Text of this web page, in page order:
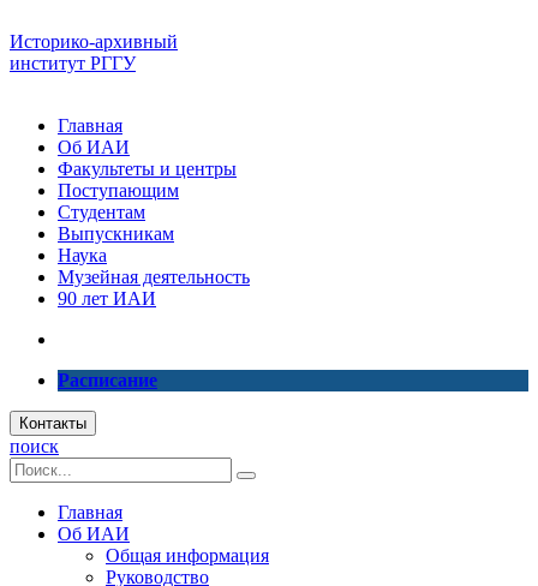
Историко-архивный
институт РГГУ
Главная
Об ИАИ
Факультеты и центры
Поступающим
Студентам
Выпускникам
Наука
Музейная деятельность
90 лет ИАИ
Расписание
Контакты
поиск
Главная
Об ИАИ
Общая информация
Руководство